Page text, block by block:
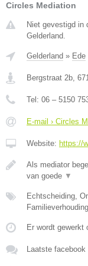
Circles Mediation
Niet gevestigd in
Gelderland.
Gelderland » Ede
Bergstraat 2b,
Tel: 06 – 5150
E-mail › Circles
Website: https://
Als mediator
van goede ▼
Echtscheiding,
Er wordt gewerkt
Laatste facebook